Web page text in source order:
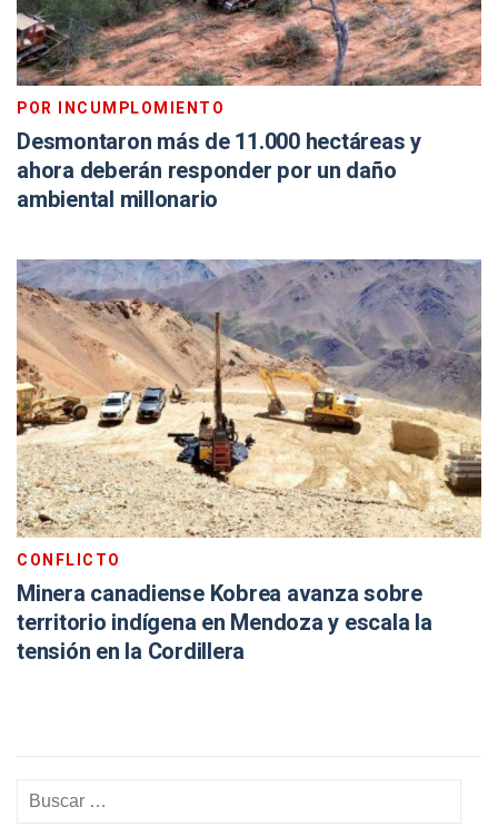
POR INCUMPLOMIENTO
Desmontaron más de 11.000 hectáreas y
ahora deberán responder por un daño
ambiental millonario
CONFLICTO
Minera canadiense Kobrea avanza sobre
territorio indígena en Mendoza y escala la
tensión en la Cordillera